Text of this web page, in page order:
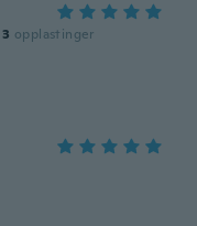
3 opplastinger